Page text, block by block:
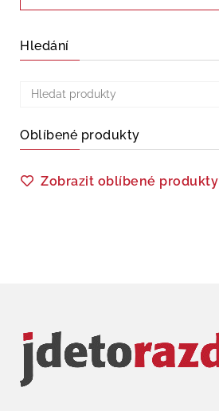
Hledání
Oblíbené produkty
Zobrazit oblíbené produkty